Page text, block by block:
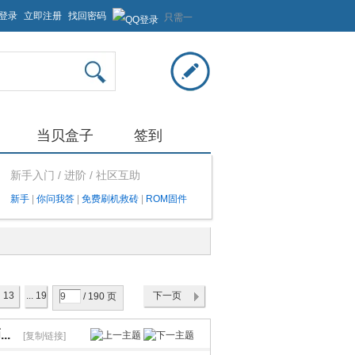
只需一
步，快
速开始
录 立即注册 找回密码
当贝盒子 签到
新手入门 / 进阶 / 社区互助
新手 你问我答 免费刷机救砖 ROM固件
13
... 19
0
/ 190 页 下一页
[复制链接]